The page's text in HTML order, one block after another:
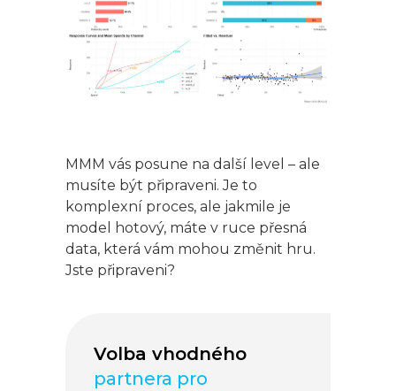
MMM vás posune na další level – ale
musíte být připraveni. Je to
komplexní proces, ale jakmile je
model hotový, máte v ruce přesná
data, která vám mohou změnit hru.
Jste připraveni?
Volba vhodného
partnera pro